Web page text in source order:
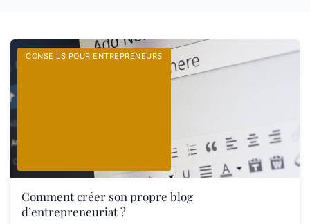
CONSEILS POUR ENTREPRENEURS
Comment créer son propre blog
d’entrepreneuriat ?